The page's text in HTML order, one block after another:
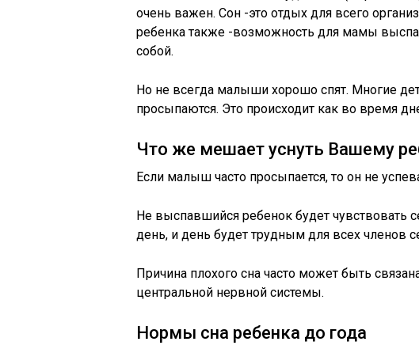
очень важен. Сон -это отдых для всего
ребенка также -возможность для мамы
собой.
Но не всегда малыши хорошо спят. Многие
просыпаются. Это происходит как во время
Что же мешает уснуть Вашему
Если малыш часто просыпается, то он не
Не выспавшийся ребенок будет чувствовать
день, и день будет трудным для всех членов
Причина плохого сна часто может быть
центральной нервной системы.
Нормы сна ребенка до года